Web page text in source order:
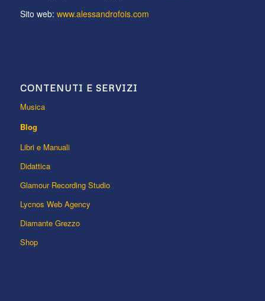
Sito web: www.alessandrofois.com
CONTENUTI E SERVIZI
Musica
Blog
Libri e Manuali
Didattica
Glamour Recording Studio
Lycnos Web Agency
Diamante Grezzo
Shop